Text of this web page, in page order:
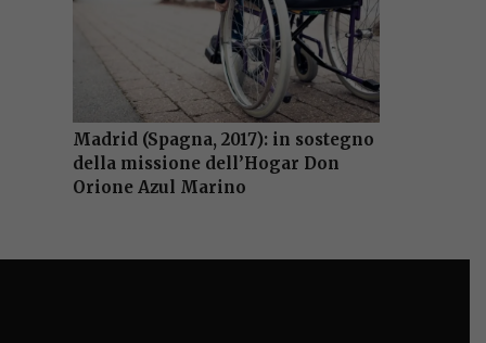
Madrid (Spagna, 2017): in sostegno
della missione dell’Hogar Don
Orione Azul Marino